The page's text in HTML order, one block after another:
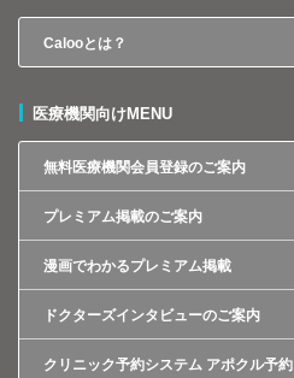
Calooとは？
医療機関向けMENU
無料医療機関会員登録のご案内
プレミアム掲載のご案内
漫画でわかるプレミアム掲載
ドクターズインタビューのご案内
クリニック予約システム アポクル予約